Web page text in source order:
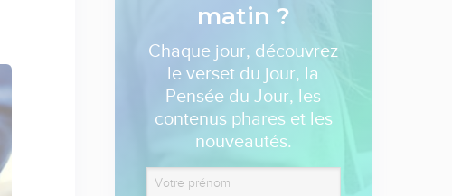
matin ?
Chaque jour, découvrez
le verset du jour, la
Pensée du Jour, les
contenus phares et les
nouveautés.